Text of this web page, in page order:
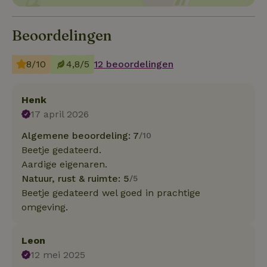
Beoordelingen
8/10 4,8/5 12 beoordelingen
Henk
17 april 2026
Algemene beoordeling: 7/10
Beetje gedateerd.
Aardige eigenaren.
Natuur, rust & ruimte: 5/5
Beetje gedateerd wel goed in prachtige
omgeving.
Leon
12 mei 2025